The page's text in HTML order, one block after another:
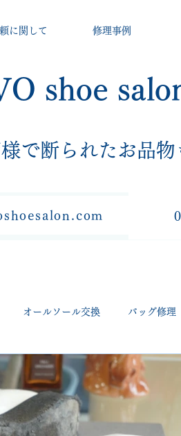
shoe
で断られたお品物
に関して 修理事例
オールソール交換 バッグ修理
Christian louboutin allen edmonds
choo クリーニング•撥水コーテ